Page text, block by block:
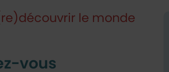
le monde
vous